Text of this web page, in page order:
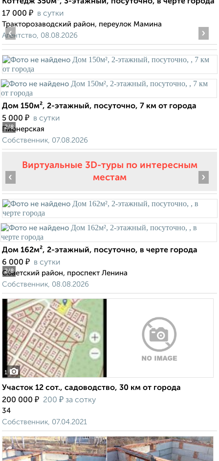
Коттедж 350м², 3-этажный, посуточно, в черте города
17 000 ₽ в сутки
Тракторозаводский район, переулок Мамина
Агентство, 08.08.2026
2/8
‹ ›
Дом 150м², 2-этажный, посуточно, 7 км от города
5 000 ₽ в сутки
Пионерская
Собственник, 07.08.2026
Виртуальные 3D-туры по интересным
местам
2/8
‹ ›
Дом 162м², 2-этажный, посуточно, в черте города
6 000 ₽ в сутки
Советский район, проспект Ленина
Собственник, 08.08.2026
1
Участок 12 сот., садоводство, 30 км от города
200 000 ₽ 200 ₽ за сотку
34
Собственник, 07.04.2021